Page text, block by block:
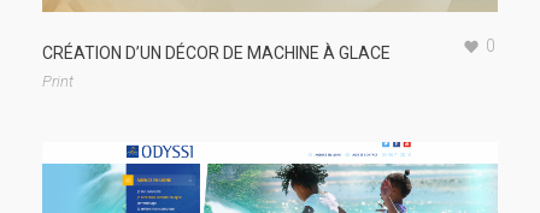
CRÉATION D’UN DÉCOR DE MACHINE À GLACE 0
Print